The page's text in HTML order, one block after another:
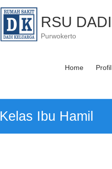
RSU
Purwokerto
Home Profil
Kelas Ibu Hamil